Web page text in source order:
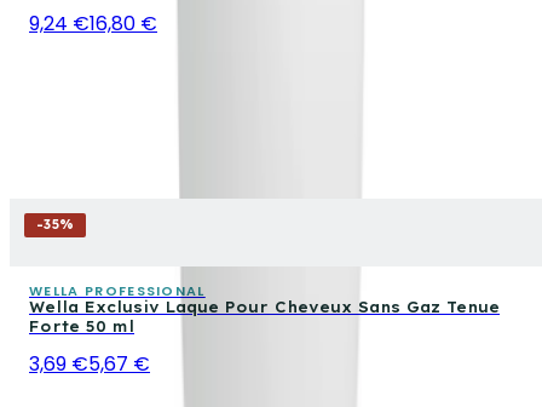
9,24 €16,80 €
-35%
WELLA PROFESSIONAL
Wella Exclusiv Laque Pour Cheveux Sans Gaz Tenue
Forte 50 ml
3,69 €5,67 €